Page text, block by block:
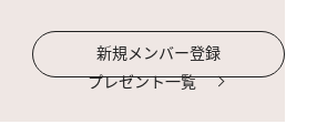
新規メンバー登録
プレゼント一覧